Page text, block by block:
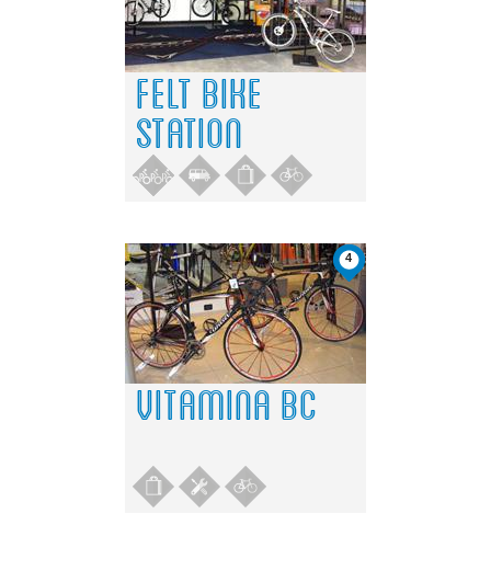
FELT BIKE
STATION
4
VITAMINA BC